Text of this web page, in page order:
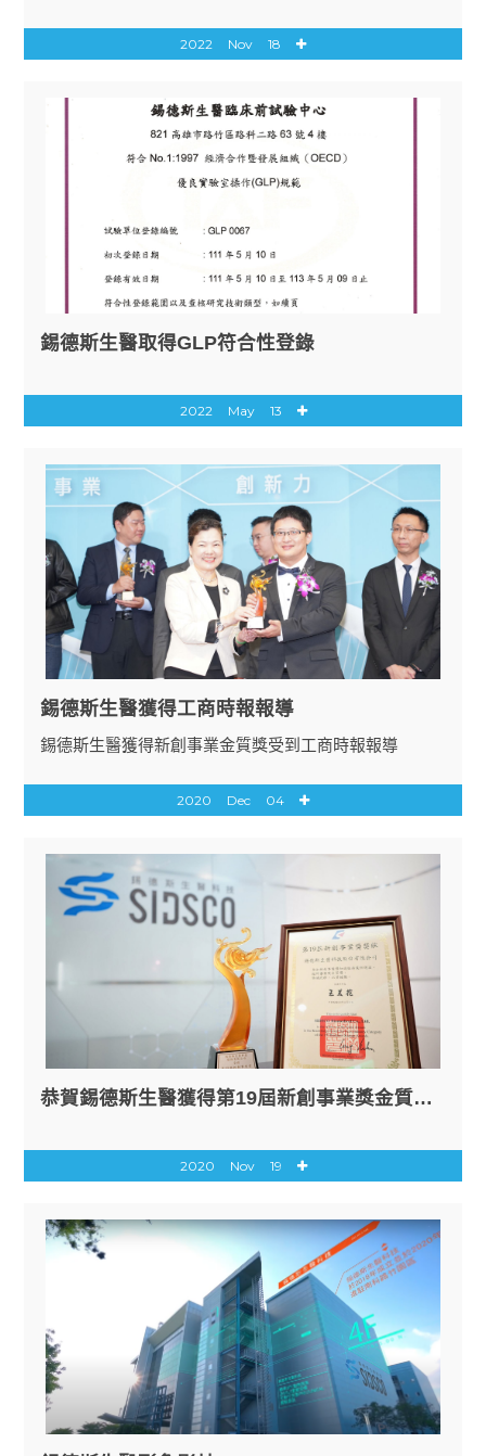
2022 Nov 18
錫德斯生醫取得GLP符合性登錄
2022 May 13
錫德斯生醫獲得工商時報報導
錫德斯生醫獲得新創事業金質獎受到工商時報報導
2020 Dec 04
恭賀錫德斯生醫獲得第19屆新創事業獎金質獎榮耀！
2020 Nov 19